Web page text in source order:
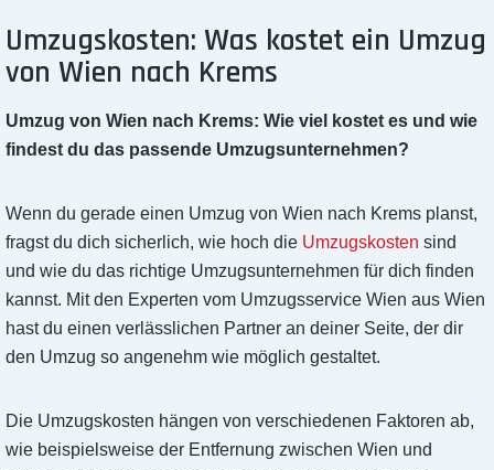
Umzugskosten: Was kostet ein Umzug
von Wien nach Krems
Umzug von Wien nach Krems: Wie viel kostet es und wie
findest du das passende Umzugsunternehmen?
Wenn du gerade einen Umzug von Wien nach Krems planst,
fragst du dich sicherlich, wie hoch die Umzugskosten sind
und wie du das richtige Umzugsunternehmen für dich finden
kannst. Mit den Experten vom Umzugsservice Wien aus Wien
hast du einen verlässlichen Partner an deiner Seite, der dir
den Umzug so angenehm wie möglich gestaltet.
Die Umzugskosten hängen von verschiedenen Faktoren ab,
wie beispielsweise der Entfernung zwischen Wien und